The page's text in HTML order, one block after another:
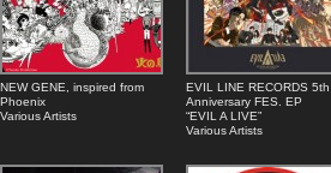
NEW GENE, inspired from
Phoenix
Various Artists
EVIL LINE RECORDS 5th
Anniversary FES. EP
“EVIL A LIVE”
Various Artists